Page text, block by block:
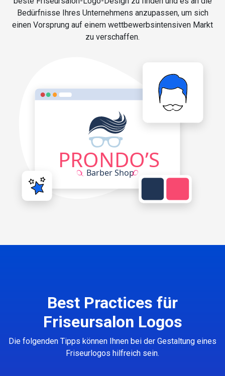
Bedürfnisse Ihres Unternehmens anzupassen, um sich
einen Vorsprung auf einem wettbewerbsintensiven Markt
zu verschaffen.
Best Practices für
Friseursalon Logos
Die folgenden Tipps können Ihnen bei der Gestaltung eines
Friseurlogos hilfreich sein.